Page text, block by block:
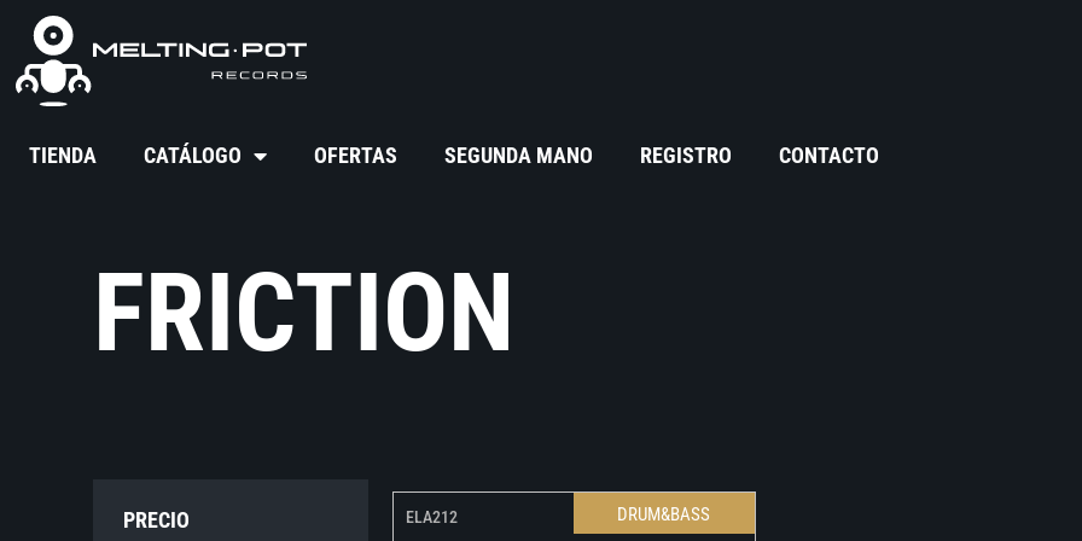
TIENDA CATÁLOGO OFERTAS SEGUNDA MANO REGISTRO CONTACTO
FRICTION
PRECIO ELA212 DRUM&BASS